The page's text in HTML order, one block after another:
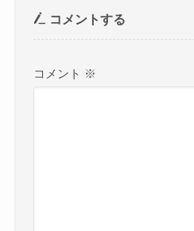
コメントする
コメント ※